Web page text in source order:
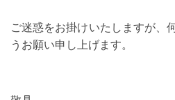
ご迷惑をお掛けいたしますが、
うお願い申し上げます。